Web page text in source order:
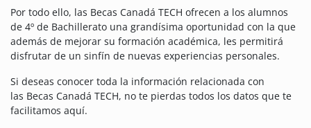
Por todo ello, las Becas Canadá TECH ofrecen a los alumnos
de 4º de Bachillerato una grandísima oportunidad con la que
además de mejorar su formación académica, les permitirá
disfrutar de un sinfín de nuevas experiencias personales.
Si deseas conocer toda la información relacionada con
las Becas Canadá TECH, no te pierdas todos los datos que te
facilitamos aquí.